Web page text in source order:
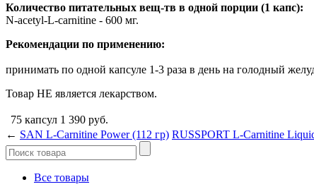
Количество питательных вещ-тв в одной порции (1 капс):
N-acetyl-L-carnitine - 600 мг.
Рекомендации по применению:
принимать по одной капсуле 1-3 раза в день на голодный
Товар НЕ является лекарством.
75 капсул 1 390 руб.
← SAN L-Carnitine Power (112 гр) RUSSPORT L-Сarnitine
Все товары